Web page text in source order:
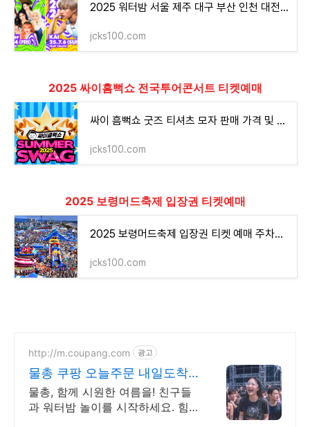
2025 워터밤 서울 제주 대구 부산 인천 대전 속초 수원 여수 티켓 예매하기
jcks100.com
2025 싸이흠뻑쇼 전국투어콘서트 티켓예매
싸이 흠뻑쇼 굿즈 티셔츠 모자 판매 가격 및 구매 방법
jcks100.com
2025 보령머드축제 입장권 티켓예매
2025 보령머드축제 입장권 티켓 예매 주차장 위치 지도
jcks100.com
http://m.coupang.com 광고
물총 쿠팡 오늘주문 내일도착
로켓배송
물총, 함께 시원한 여름을! 친구들
과 워터밤 놀이를 시작하세요. 힘